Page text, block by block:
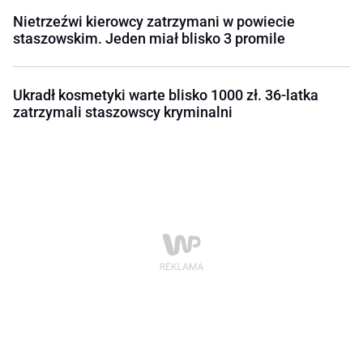
Nietrzeźwi kierowcy zatrzymani w powiecie
staszowskim. Jeden miał blisko 3 promile
Ukradł kosmetyki warte blisko 1000 zł. 36-latka
zatrzymali staszowscy kryminalni